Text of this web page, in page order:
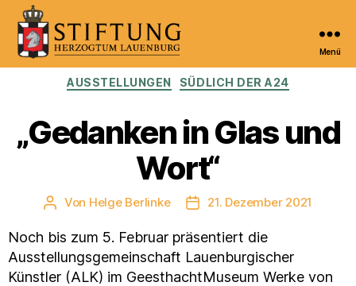
Kulturportal
Herzogtum
Lauenburg
Menü
Kategorien
AUSSTELLUNGEN SÜDLICH DER A24
„Gedanken in Glas und
Wort“
Beitragsautor
Von Helge Berlinke Veröffentlichungsdatum
21. Dezember 2021
Noch bis zum 5. Februar präsentiert die
Ausstellungsgemeinschaft Lauenburgischer
Künstler (ALK) im GeesthachtMuseum Werke von